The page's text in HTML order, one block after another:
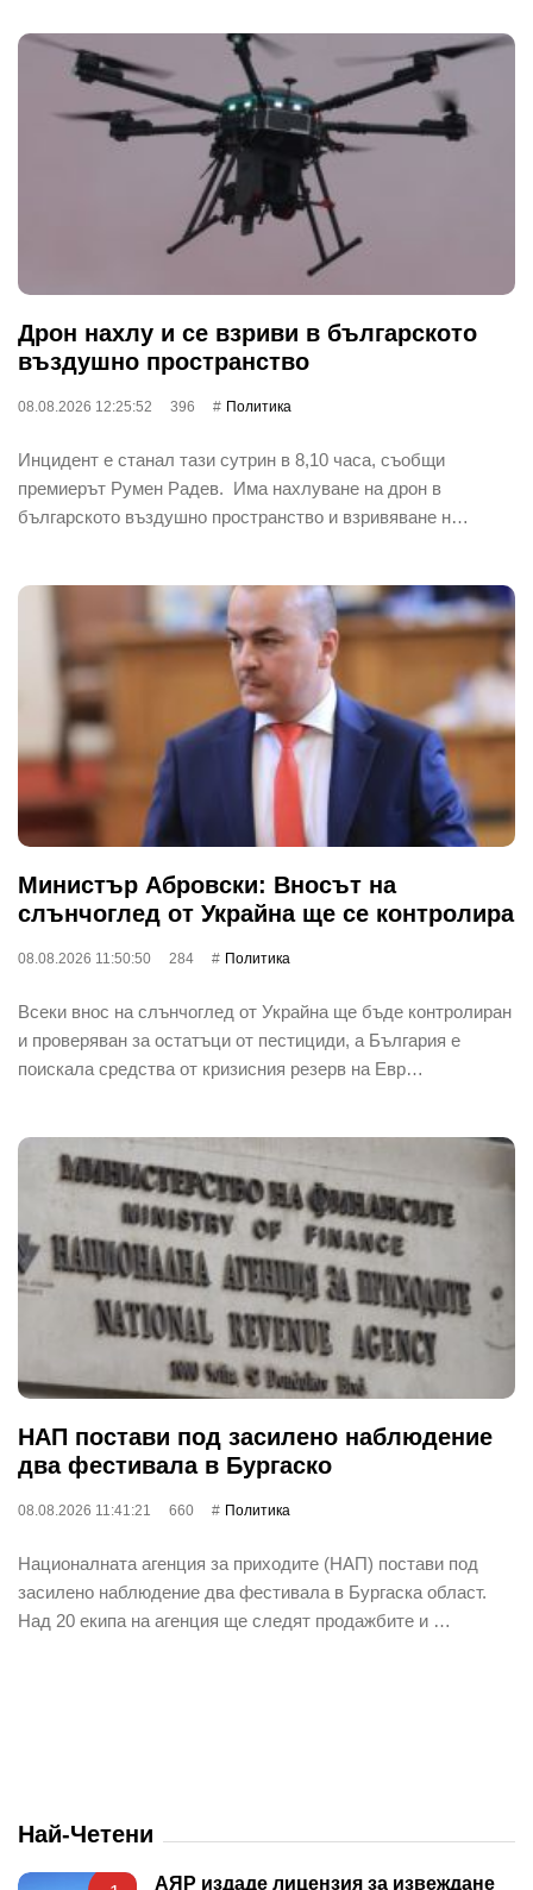
Дрон нахлу и се взриви в българското
въздушно пространство
08.08.2026 12:25:52 396 Политика
Инцидент е станал тази сутрин в 8,10 часа, съобщи
премиерът Румен Радев. Има нахлуване на дрон в
българското въздушно пространство и взривяване н…
Министър Абровски: Вносът на
слънчоглед от Украйна ще се контролира
08.08.2026 11:50:50 284 Политика
Всеки внос на слънчоглед от Украйна ще бъде контролиран
и проверяван за остатъци от пестициди, а България е
поискала средства от кризисния резерв на Евр…
НАП постави под засилено наблюдение
два фестивала в Бургаско
08.08.2026 11:41:21 660 Политика
Националната агенция за приходите (НАП) постави под
засилено наблюдение два фестивала в Бургаска област.
Над 20 екипа на агенция ще следят продажбите и …
Най-Четени
АЯР издаде лицензия за извеждане